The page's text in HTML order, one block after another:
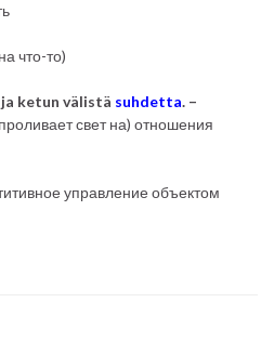
что-то)
ketun välistä suhdetta. –
свет на) отношения
управление объектом